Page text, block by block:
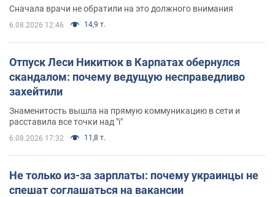
Сначала врачи не обратили на это должного внимания
6.08.2026 12:46 14,9 т.
Отпуск Леси Никитюк в Карпатах обернулся
скандалом: почему ведущую несправедливо
захейтили
Знаменитость вышла на прямую коммуникацию в сети и
расставила все точки над "i"
6.08.2026 17:32 11,8 т.
Не только из-за зарплаты: почему украинцы не
спешат соглашаться на вакансии